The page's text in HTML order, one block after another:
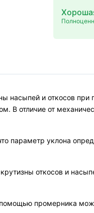
и откосов при
отличие от
параметр уклона
откосов и
промерника